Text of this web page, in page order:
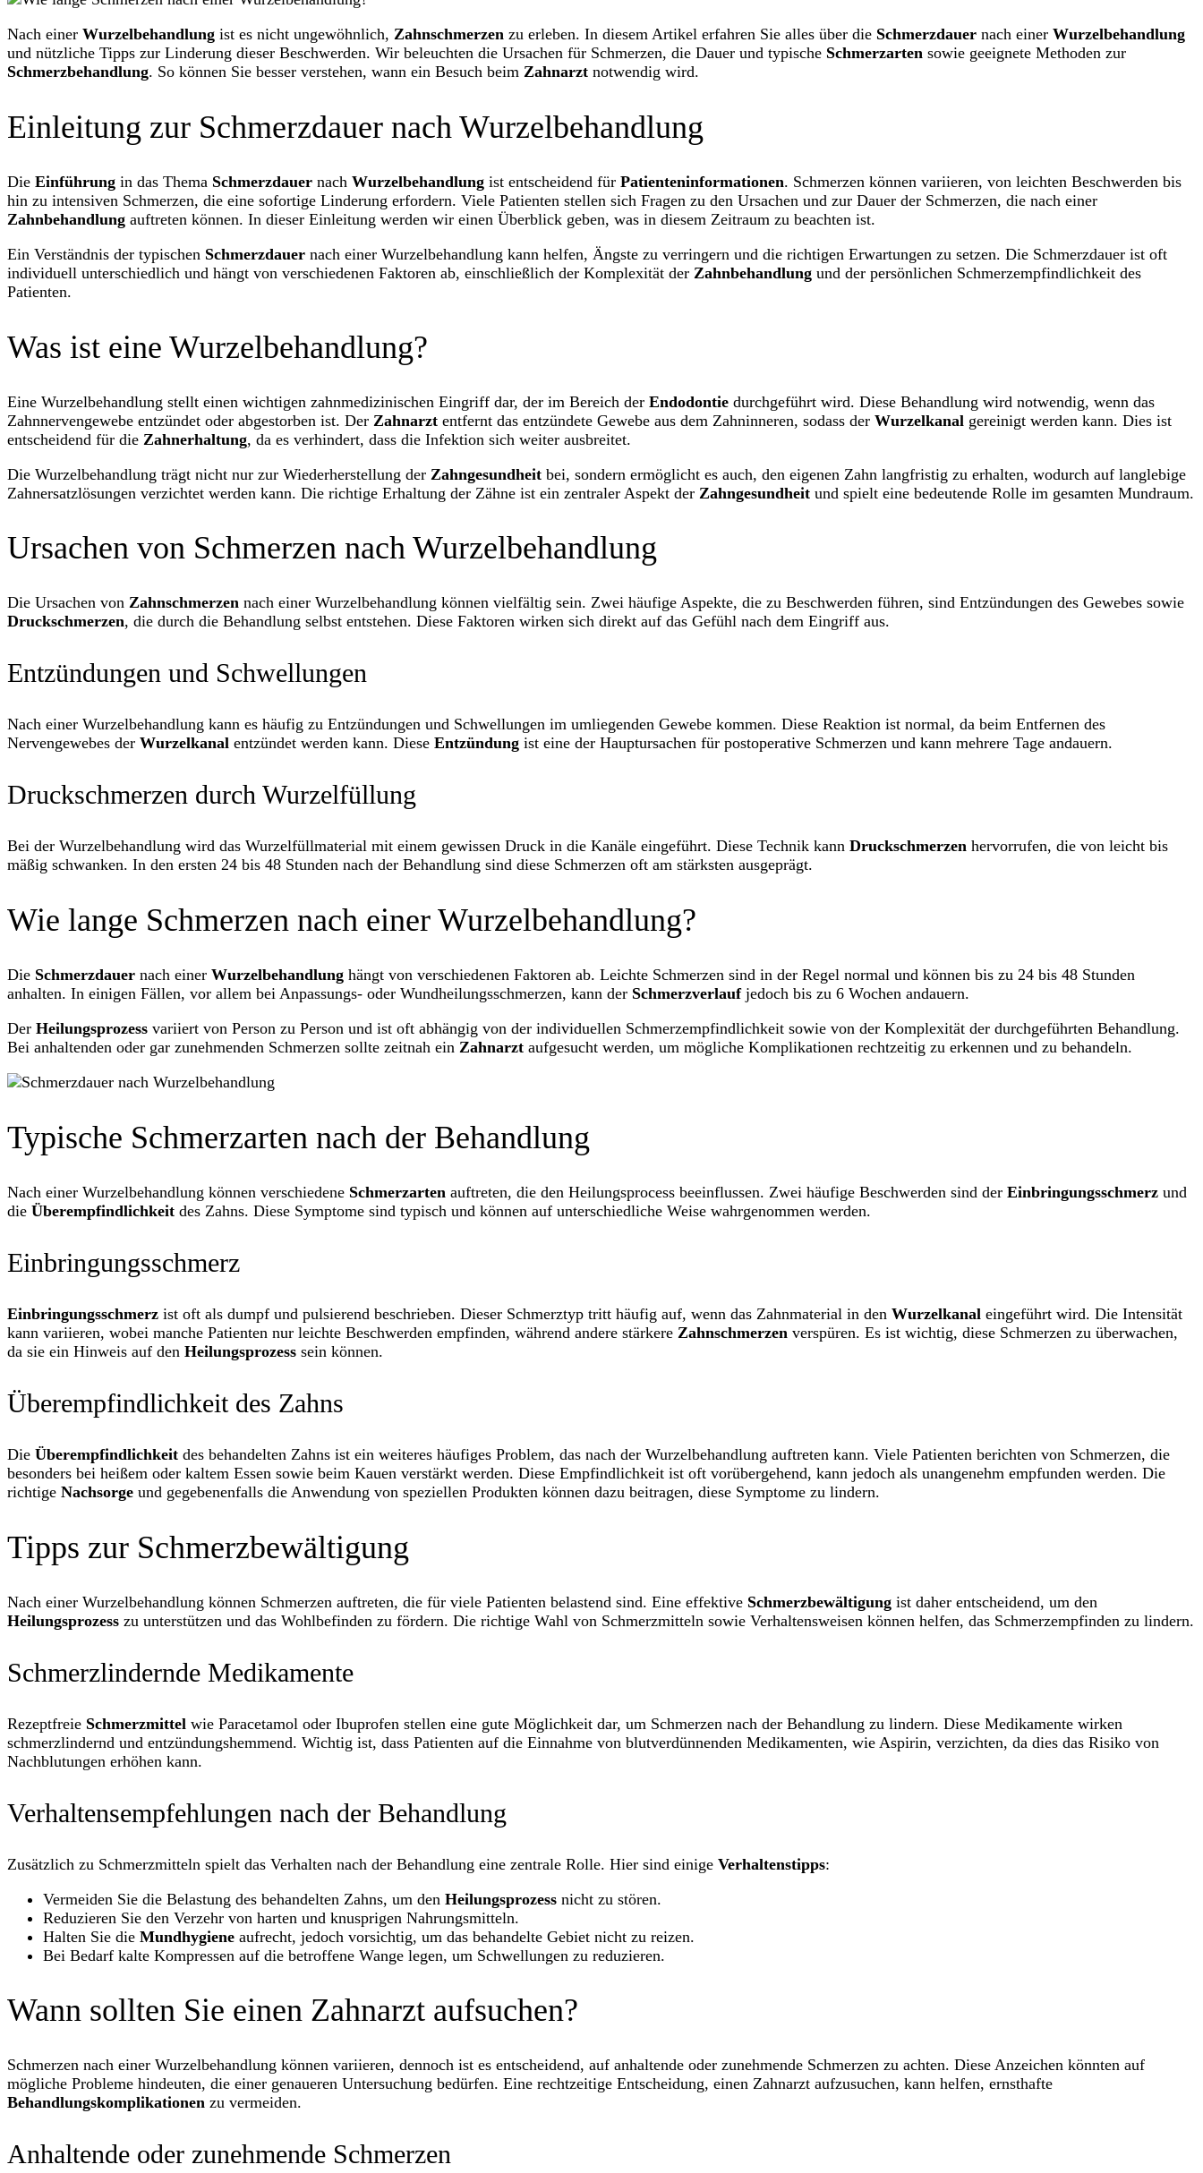
Nach einer Wurzelbehandlung ist es nicht ungewöhnlich, Zahnschmerzen zu erleben. In diesem Artikel erfahren Sie alles über die Schmerzdauer nach einer Wurzelbehandlung
und nützliche Tipps zur Linderung dieser Beschwerden. Wir beleuchten die Ursachen für Schmerzen, die Dauer und typische Schmerzarten sowie geeignete Methoden zur
Schmerzbehandlung. So können Sie besser verstehen, wann ein Besuch beim Zahnarzt notwendig wird.
Einleitung zur Schmerzdauer nach Wurzelbehandlung
Die Einführung in das Thema Schmerzdauer nach Wurzelbehandlung ist entscheidend für Patienteninformationen. Schmerzen können variieren, von leichten Beschwerden bis
hin zu intensiven Schmerzen, die eine sofortige Linderung erfordern. Viele Patienten stellen sich Fragen zu den Ursachen und zur Dauer der Schmerzen, die nach einer
Zahnbehandlung auftreten können. In dieser Einleitung werden wir einen Überblick geben, was in diesem Zeitraum zu beachten ist.
Ein Verständnis der typischen Schmerzdauer nach einer Wurzelbehandlung kann helfen, Ängste zu verringern und die richtigen Erwartungen zu setzen. Die Schmerzdauer ist oft
individuell unterschiedlich und hängt von verschiedenen Faktoren ab, einschließlich der Komplexität der Zahnbehandlung und der persönlichen Schmerzempfindlichkeit des
Patienten.
Was ist eine Wurzelbehandlung?
Eine Wurzelbehandlung stellt einen wichtigen zahnmedizinischen Eingriff dar, der im Bereich der Endodontie durchgeführt wird. Diese Behandlung wird notwendig, wenn das
Zahnnervengewebe entzündet oder abgestorben ist. Der Zahnarzt entfernt das entzündete Gewebe aus dem Zahninneren, sodass der Wurzelkanal gereinigt werden kann. Dies ist
entscheidend für die Zahnerhaltung, da es verhindert, dass die Infektion sich weiter ausbreitet.
Die Wurzelbehandlung trägt nicht nur zur Wiederherstellung der Zahngesundheit bei, sondern ermöglicht es auch, den eigenen Zahn langfristig zu erhalten, wodurch auf langlebige
Zahnersatzlösungen verzichtet werden kann. Die richtige Erhaltung der Zähne ist ein zentraler Aspekt der Zahngesundheit und spielt eine bedeutende Rolle im gesamten Mundraum.
Ursachen von Schmerzen nach Wurzelbehandlung
Die Ursachen von Zahnschmerzen nach einer Wurzelbehandlung können vielfältig sein. Zwei häufige Aspekte, die zu Beschwerden führen, sind Entzündungen des Gewebes sowie
Druckschmerzen, die durch die Behandlung selbst entstehen. Diese Faktoren wirken sich direkt auf das Gefühl nach dem Eingriff aus.
Entzündungen und Schwellungen
Nach einer Wurzelbehandlung kann es häufig zu Entzündungen und Schwellungen im umliegenden Gewebe kommen. Diese Reaktion ist normal, da beim Entfernen des
Nervengewebes der Wurzelkanal entzündet werden kann. Diese Entzündung ist eine der Hauptursachen für postoperative Schmerzen und kann mehrere Tage andauern.
Druckschmerzen durch Wurzelfüllung
Bei der Wurzelbehandlung wird das Wurzelfüllmaterial mit einem gewissen Druck in die Kanäle eingeführt. Diese Technik kann Druckschmerzen hervorrufen, die von leicht bis
mäßig schwanken. In den ersten 24 bis 48 Stunden nach der Behandlung sind diese Schmerzen oft am stärksten ausgeprägt.
Wie lange Schmerzen nach einer Wurzelbehandlung?
Die Schmerzdauer nach einer Wurzelbehandlung hängt von verschiedenen Faktoren ab. Leichte Schmerzen sind in der Regel normal und können bis zu 24 bis 48 Stunden
anhalten. In einigen Fällen, vor allem bei Anpassungs- oder Wundheilungsschmerzen, kann der Schmerzverlaufjedoch bis zu 6 Wochen andauern.
Der Heilungsprozess variiert von Person zu Person und ist oft abhängig von der individuellen Schmerzempfindlichkeit sowie von der Komplexität der durchgeführten Behandlung.
Bei anhaltenden oder gar zunehmenden Schmerzen sollte zeitnah ein Zahnarzt aufgesucht werden, um mögliche Komplikationen rechtzeitig zu erkennen und zu behandeln.
Typische Schmerzarten nach der Behandlung
Nach einer Wurzelbehandlung können verschiedene Schmerzarten auftreten, die den Heilungsprocess beeinflussen. Zwei häufige Beschwerden sind der Einbringungsschmerz und
die Überempfindlichkeit des Zahns. Diese Symptome sind typisch und können auf unterschiedliche Weise wahrgenommen werden.
Einbringungsschmerz
Einbringungsschmerz ist oft als dumpf und pulsierend beschrieben. Dieser Schmerztyp tritt häufig auf, wenn das Zahnmaterial in den Wurzelkanal eingeführt wird. Die Intensität
kann variieren, wobei manche Patienten nur leichte Beschwerden empfinden, während andere stärkere Zahnschmerzen verspüren. Es ist wichtig, diese Schmerzen zu überwachen,
da sie ein Hinweis auf den Heilungsprozess sein können.
Überempfindlichkeit des Zahns
Die Überempfindlichkeit des behandelten Zahns ist ein weiteres häufiges Problem, das nach der Wurzelbehandlung auftreten kann. Viele Patienten berichten von Schmerzen, die
besonders bei heißem oder kaltem Essen sowie beim Kauen verstärkt werden. Diese Empfindlichkeit ist oft vorübergehend, kann jedoch als unangenehm empfunden werden. Die
richtige Nachsorge und gegebenenfalls die Anwendung von speziellen Produkten können dazu beitragen, diese Symptome zu lindern.
Tipps zur Schmerzbewältigung
Nach einer Wurzelbehandlung können Schmerzen auftreten, die für viele Patienten belastend sind. Eine effektive Schmerzbewältigung ist daher entscheidend, um den
Heilungsprozess zu unterstützen und das Wohlbefinden zu fördern. Die richtige Wahl von Schmerzmitteln sowie Verhaltensweisen können helfen, das Schmerzempfinden zu lindern.
Schmerzlindernde Medikamente
Rezeptfreie Schmerzmittel wie Paracetamol oder Ibuprofen stellen eine gute Möglichkeit dar, um Schmerzen nach der Behandlung zu lindern. Diese Medikamente wirken
schmerzlindernd und entzündungshemmend. Wichtig ist, dass Patienten auf die Einnahme von blutverdünnenden Medikamenten, wie Aspirin, verzichten, da dies das Risiko von
Nachblutungen erhöhen kann.
Verhaltensempfehlungen nach der Behandlung
Zusätzlich zu Schmerzmitteln spielt das Verhalten nach der Behandlung eine zentrale Rolle. Hier sind einige Verhaltenstipps:
Vermeiden Sie die Belastung des behandelten Zahns, um den Heilungsprozess nicht zu stören.
Reduzieren Sie den Verzehr von harten und knusprigen Nahrungsmitteln.
Halten Sie die Mundhygiene aufrecht, jedoch vorsichtig, um das behandelte Gebiet nicht zu reizen.
Bei Bedarf kalte Kompressen auf die betroffene Wange legen, um Schwellungen zu reduzieren.
Wann sollten Sie einen Zahnarzt aufsuchen?
Schmerzen nach einer Wurzelbehandlung können variieren, dennoch ist es entscheidend, auf anhaltende oder zunehmende Schmerzen zu achten. Diese Anzeichen könnten auf
mögliche Probleme hindeuten, die einer genaueren Untersuchung bedürfen. Eine rechtzeitige Entscheidung, einen Zahnarzt aufzusuchen, kann helfen, ernsthafte
Behandlungskomplikationen zu vermeiden.
Anhaltende oder zunehmende Schmerzen